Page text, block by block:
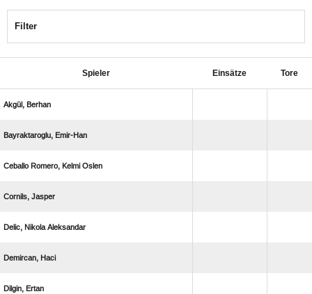
Filter
Spieler Einsätze Tore
 
 
   
 
  
 
 